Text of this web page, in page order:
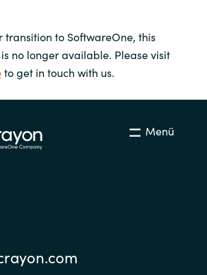
transition to SoftwareOne, this
no longer available. Please visit
to get in touch with us.
Menü